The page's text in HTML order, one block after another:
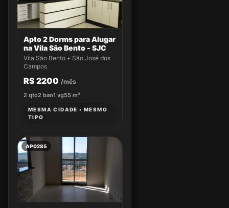
Apto 2 Dorms para Alugar
na Vila São Bento - SJC
Vila São Bento • São José dos
Campos
R$ 2200 /mês
2 qto2 ban1 vg55 m²
MESMA CIDADE • MESMO
TIPO
AP0285